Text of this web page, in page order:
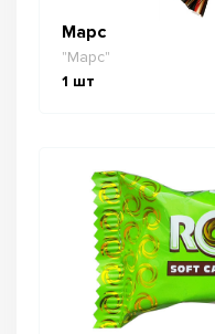
Марс
"Марс"
1 шт